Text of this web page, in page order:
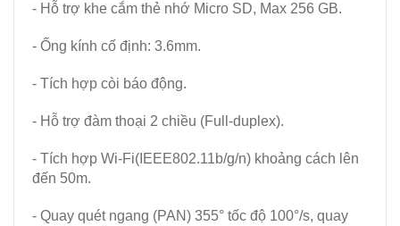
- Hỗ trợ khe cắm thẻ nhớ Micro SD, Max 256 GB.
- Ống kính cố định: 3.6mm.
- Tích hợp còi báo động.
- Hỗ trợ đàm thoại 2 chiều (Full-duplex).
- Tích hợp Wi-Fi(IEEE802.11b/g/n) khoảng cách lên
đến 50m.
- Quay quét ngang (PAN) 355° tốc độ 100°/s, quay